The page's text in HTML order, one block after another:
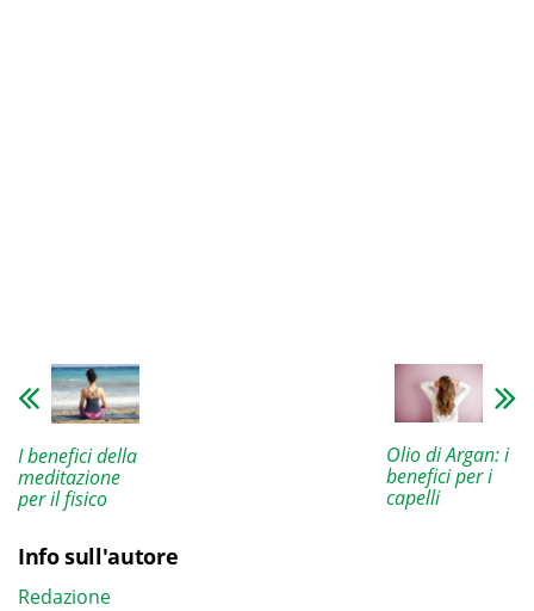
I benefici della
meditazione
per il fisico
Olio di Argan: i
benefici per i
capelli
Info sull'autore
Redazione